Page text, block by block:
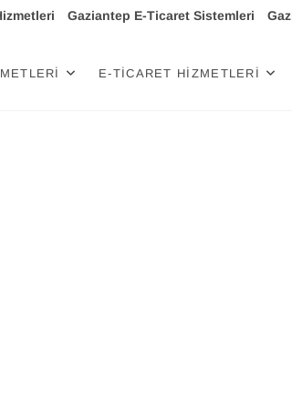
Gaziantep E-Ticaret Sistemleri
E-TICARET HIZMETLERI